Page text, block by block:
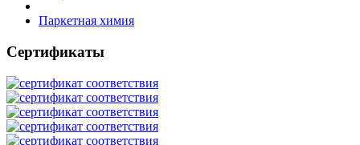
Паркетная химия
Сертификаты